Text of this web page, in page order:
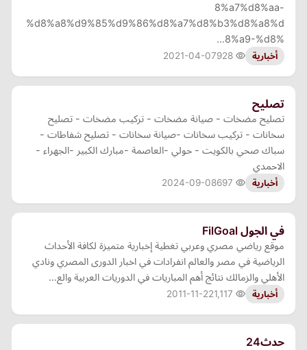
8%a7%d8%aa-
%d8%a8%d9%85%d9%86%d8%a7%d8%b3%d8%a8%d
8%a9-%d8%…
أخبارية 2021-04-07
تصليح
تصليح مضخات - صيانة مضخات - تركيب مضخات - تصليح
سخانات - تركيب سخانات -صيانة سخانات - تصليح شفاطات -
سباك صحي بالكويت - حولي -العاصمة -مبارك الكبير -الجهراء -
الاحمدي
أخبارية 2024-09-08
في الجول FilGoal
موقع رياضي مصري وعربي تغطية إخبارية متميزة لكافة الأحداث
الرياضية في مصر والعالم انفرادات في اخبار الدورى المصري ونادي
الأهلي والزمالك نتائج أهم المباريات في الدوريات العربية والع…
أخبارية 2011-11-22
حدث24